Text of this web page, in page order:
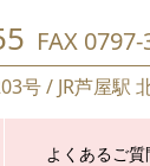
FAX
号 / JR芦屋駅
よくあるご質